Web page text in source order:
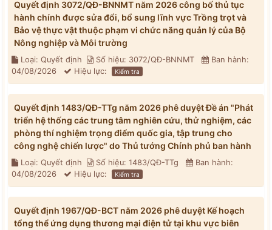
Quyết định 3072/QĐ-BNNMT năm 2026 công bố thủ tục
hành chính được sửa đổi, bổ sung lĩnh vực Trồng trọt và
Bảo vệ thực vật thuộc phạm vi chức năng quản lý của Bộ
Nông nghiệp và Môi trường
Loại: Quyết định Số hiệu: 3072/QĐ-BNNMT
Ban hành:
04/08/2026
Hiệu lực: Kiểm tra
Quyết định 1483/QĐ-TTg năm 2026 phê duyệt Đề án "Phát
triển hệ thống các trung tâm nghiên cứu, thử nghiệm, các
phòng thí nghiệm trọng điểm quốc gia, tập trung cho
công nghệ chiến lược" do Thủ tướng Chính phủ ban hành
Loại: Quyết định Số hiệu: 1483/QĐ-TTg
Ban hành:
04/08/2026
Hiệu lực: Kiểm tra
Quyết định 1967/QĐ-BCT năm 2026 phê duyệt Kế hoạch
tổng thể ứng dụng thương mại điện tử tại khu vực biên